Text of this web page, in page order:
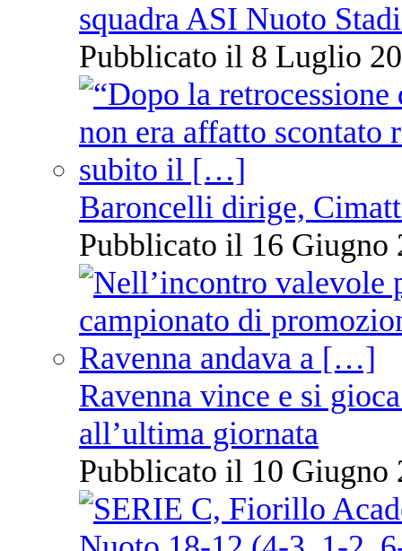
squadra ASI Nuoto
Pubblicato il 8 Luglio
Baroncelli dirige,
Pubblicato il 16 Giugno
Ravenna vince e si
all’ultima giornata
Pubblicato il 10 Giugno